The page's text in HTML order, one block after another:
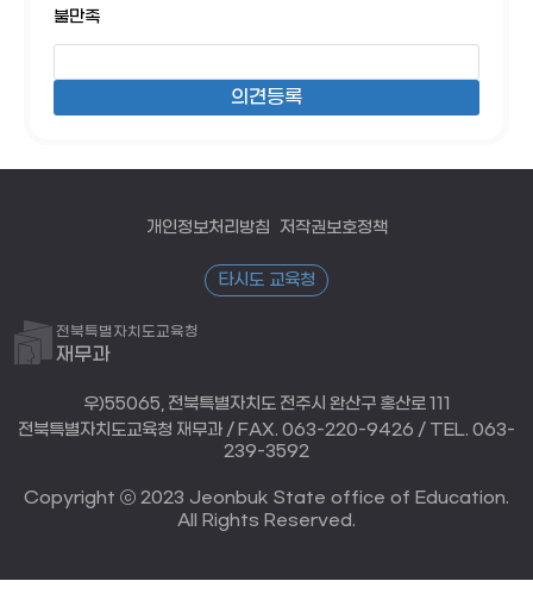
불만족
개인정보처리방침 저작권보호정책
타시도 교육청
전북특별자치도교육청
재무과
우)55065, 전북특별자치도 전주시 완산구 홍산로 111
전북특별자치도교육청 재무과 / FAX. 063-220-9426 / TEL. 063-
239-3592
Copyright ⓒ 2023 Jeonbuk State office of Education.
All Rights Reserved.